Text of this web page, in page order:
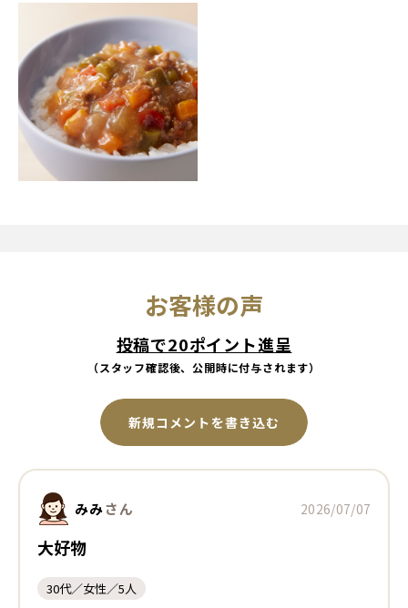
お客様の声
投稿で20ポイント進呈
（スタッフ確認後、公開時に付与されます）
新規コメントを書き込む
みみさん 2026/07/07
大好物
30代／女性／5人